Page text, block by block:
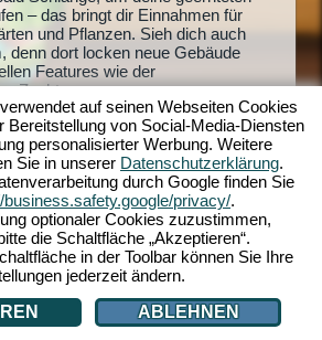
– das bringt dir Einnahmen für
und Pflanzen. Sieh dich auch
denn dort locken neue Gebäude
Features wie der
Zucht...
verwendet auf seinen Webseiten Cookies
Bereitstellung von Social-Media-Diensten
personalisierter Werbung. Weitere
Sie in unserer Datenschutzerklärung.
durch Google finden Sie
business.safety.google/privacy/.
optionaler Cookies zuzustimmen,
die Schaltfläche „Akzeptieren“.
in der Toolbar können Sie Ihre
jederzeit ändern.
ABLEHNEN